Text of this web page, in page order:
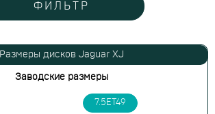
ФИЛЬТР
Размеры дисков Jaguar XJ
Заводские размеры
7.5ET49